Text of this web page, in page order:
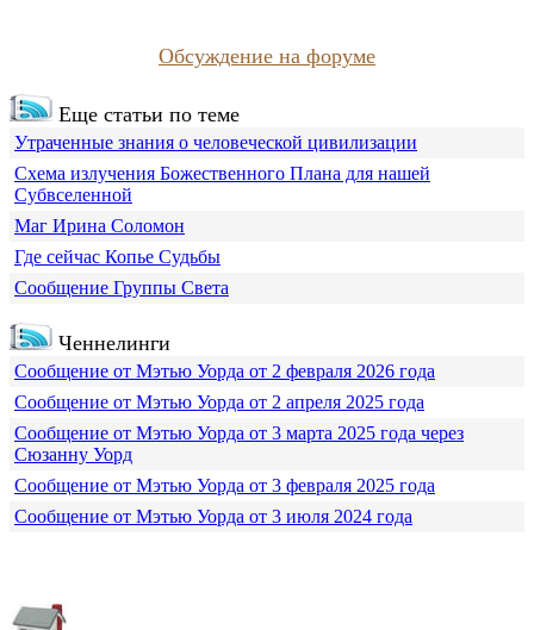
Обсуждение на форуме
Еще статьи по теме
Утраченные знания о человеческой цивилизации
Схема излучения Божественного Плана для нашей
Субвселенной
Маг Ирина Соломон
Где сейчас Копье Судьбы
Сообщение Группы Света
Ченнелинги
Сообщение от Мэтью Уорда от 2 февраля 2026 года
Сообщение от Мэтью Уорда от 2 апреля 2025 года
Сообщение от Мэтью Уорда от 3 марта 2025 года через
Сюзанну Уорд
Сообщение от Мэтью Уорда от 3 февраля 2025 года
Сообщение от Мэтью Уорда от 3 июля 2024 года